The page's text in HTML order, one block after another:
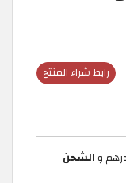
رابط شراء المنتج
الشحن